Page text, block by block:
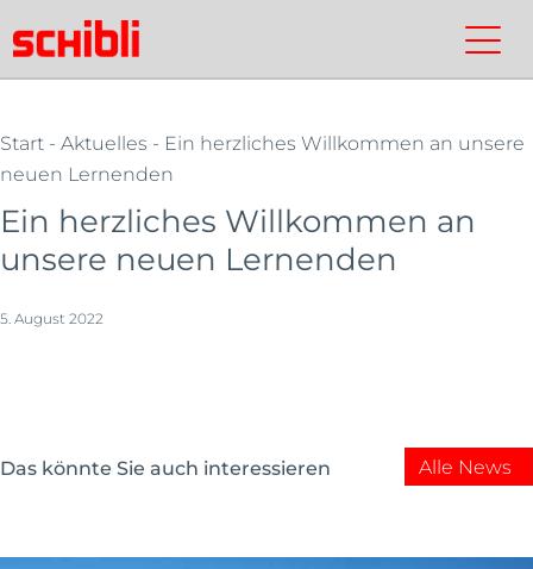
Inhalt
springen
Schibli-
Kontakt Suchen
Start - Aktuelles - Ein herzliches Willkommen an unsere
neuen Lernenden
Ein herzliches Willkommen an
unsere neuen Lernenden
5. August 2022
Das könnte Sie auch interessieren Alle News